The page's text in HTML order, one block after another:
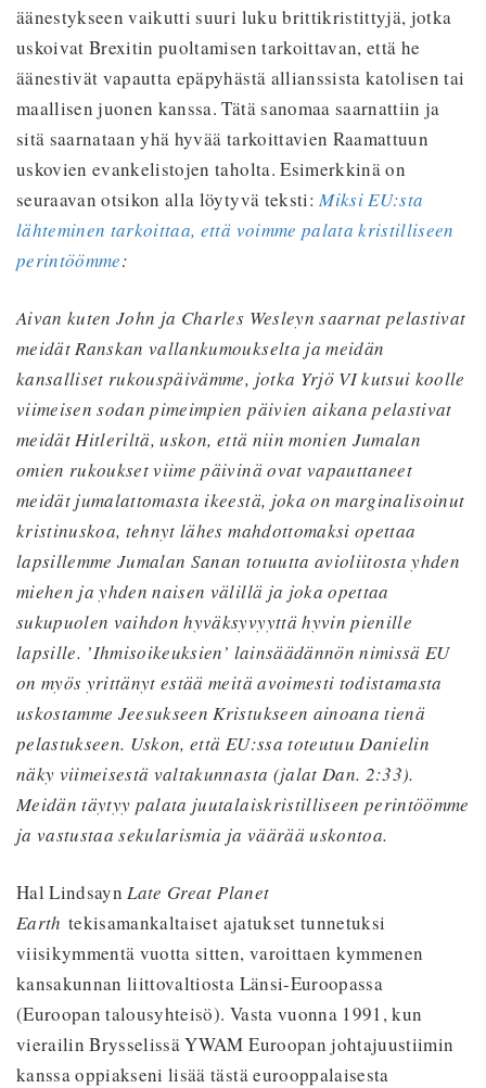
äänestykseen vaikutti suuri luku brittikristittyjä, jotka
uskoivat Brexitin puoltamisen tarkoittavan, että he
äänestivät vapautta epäpyhästä allianssista katolisen tai
maallisen juonen kanssa. Tätä sanomaa saarnattiin ja
sitä saarnataan yhä hyvää tarkoittavien Raamattuun
uskovien evankelistojen taholta. Esimerkkinä on
seuraavan otsikon alla löytyvä teksti: Miksi EU:sta
lähteminen tarkoittaa, että voimme palata kristilliseen
perintöömme:
Aivan kuten John ja Charles Wesleyn saarnat pelastivat
meidät Ranskan vallankumoukselta ja meidän
kansalliset rukouspäivämme, jotka Yrjö VI kutsui koolle
viimeisen sodan pimeimpien päivien aikana pelastivat
meidät Hitleriltä, uskon, että niin monien Jumalan
omien rukoukset viime päivinä ovat vapauttaneet
meidät jumalattomasta ikeestä, joka on marginalisoinut
kristinuskoa, tehnyt lähes mahdottomaksi opettaa
lapsillemme Jumalan Sanan totuutta avioliitosta yhden
miehen ja yhden naisen välillä ja joka opettaa
sukupuolen vaihdon hyväksyvyyttä hyvin pienille
lapsille. ’Ihmisoikeuksien’ lainsäädännön nimissä EU
on myös yrittänyt estää meitä avoimesti todistamasta
uskostamme Jeesukseen Kristukseen ainoana tienä
pelastukseen. Uskon, että EU:ssa toteutuu Danielin
näky viimeisestä valtakunnasta (jalat Dan. 2:33).
Meidän täytyy palata juutalaiskristilliseen perintöömme
ja vastustaa sekularismia ja väärää uskontoa.
Hal Lindsayn Late Great Planet
Earthtekisamankaltaiset ajatukset tunnetuksi
viisikymmentä vuotta sitten, varoittaen kymmenen
kansakunnan liittovaltiosta Länsi-Euroopassa
(Euroopan talousyhteisö). Vasta vuonna 1991, kun
vierailin Brysselissä YWAM Euroopan johtajuustiimin
kanssa oppiakseni lisää tästä eurooppalaisesta